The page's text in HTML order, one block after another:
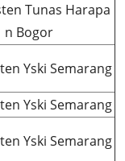
Tunas Harapa
n Bogor
Yski Semarang
Yski Semarang
Yski Semarang